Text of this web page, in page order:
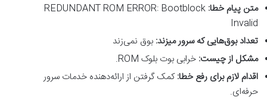
متن پیام خطا:
REDUNDANT ROM ERROR: Bootblock
Invalid
تعداد بوق‌هایی که سرور میزند: بوق نمی‌زند
مشکل از چیست: خرابی بوت بلوک ROM.
اقدام لازم برای رفع خطا:کمک گرفتن از ارائه‌دهنده خدمات سرور
حرفه‌ای.